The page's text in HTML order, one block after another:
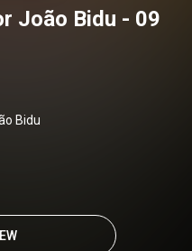
João Bidu - 09
Bidu